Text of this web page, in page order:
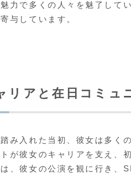
力で多くの人々を魅了して
与しています。
リアと在日コミュ
み入れた当初、彼女は多く
が彼女のキャリアを支え、
、彼女の公演を観に行き、